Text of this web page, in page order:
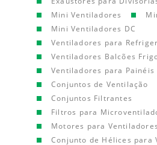
Mini Ventiladores
Mini Ventiladores DC
Ventiladores para
Ventiladores Balcões
Ventiladores para Painéis
Conjuntos de Ventilação
Conjuntos Filtrantes
Filtros para
Motores para Ventiladores
Conjunto de Hélices para